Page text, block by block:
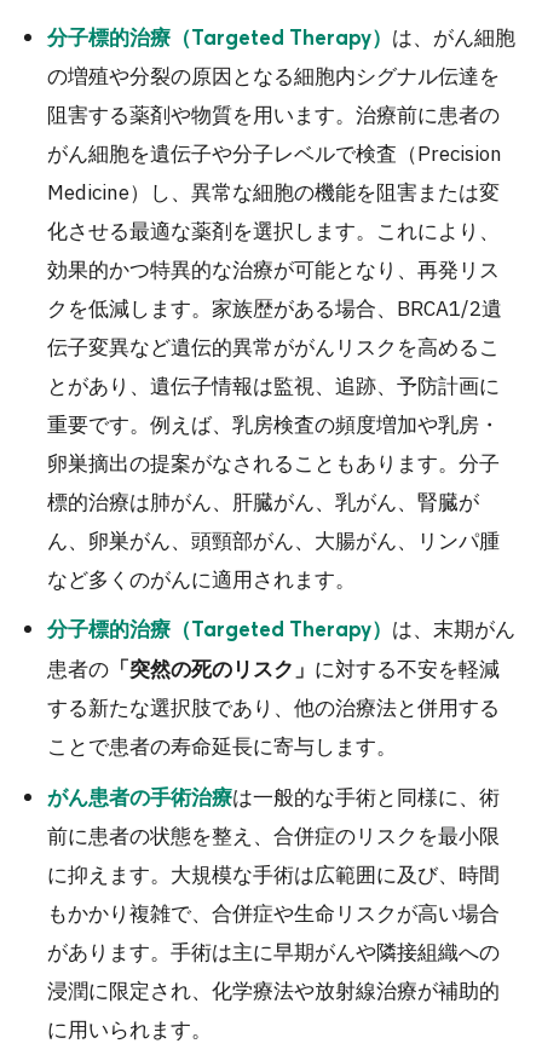
分子標的治療（Targeted Therapy） は、がん細胞
の増殖や分裂の原因となる細胞内シグナル伝達を
阻害する薬剤や物質を用います。治療前に患者の
がん細胞を遺伝子や分子レベルで検査（Precision
Medicine）し、異常な細胞の機能を阻害または変
化させる最適な薬剤を選択します。これにより、
効果的かつ特異的な治療が可能となり、再発リス
クを低減します。家族歴がある場合、BRCA1/2遺
伝子変異など遺伝的異常ががんリスクを高めるこ
とがあり、遺伝子情報は監視、追跡、予防計画に
重要です。例えば、乳房検査の頻度増加や乳房・
卵巣摘出の提案がなされることもあります。分子
標的治療は肺がん、肝臓がん、乳がん、腎臓が
ん、卵巣がん、頭頸部がん、大腸がん、リンパ腫
など多くのがんに適用されます。
分子標的治療（Targeted Therapy） は、末期がん
患者の 「突然の死のリスク」 に対する不安を軽減
する新たな選択肢であり、他の治療法と併用する
ことで患者の寿命延長に寄与します。
がん患者の手術治療は一般的な手術と同様に、術
前に患者の状態を整え、合併症のリスクを最小限
に抑えます。大規模な手術は広範囲に及び、時間
もかかり複雑で、合併症や生命リスクが高い場合
があります。手術は主に早期がんや隣接組織への
浸潤に限定され、化学療法や放射線治療が補助的
に用いられます。